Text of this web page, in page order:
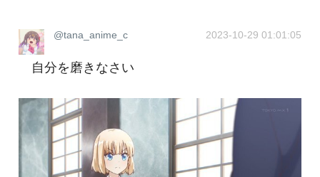
@tana_anime_c 2023-10-29 01:01:05
自分を磨きなさい